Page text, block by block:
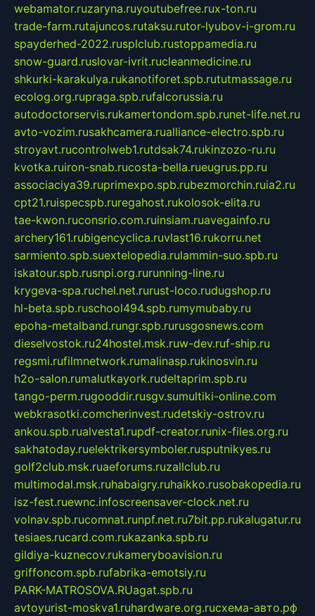
webamator.ruzaryna.ruyoutubefree.rux-ton.ru
trade-farm.rutajuncos.rutaksu.rutor-lyubov-i-grom.ru
spayderhed-2022.rusplclub.rustoppamedia.ru
snow-guard.ruslovar-ivrit.rucleanmedicine.ru
shkurki-karakulya.rukanotiforet.spb.rututmassage.ru
ecolog.org.rupraga.spb.rufalcorussia.ru
autodoctorservis.rukamertondom.spb.runet-life.net.ru
avto-vozim.rusakhcamera.rualliance-electro.spb.ru
stroyavt.rucontrolweb1.rutdsak74.rukinzozo-ru.ru
kvotka.ruiron-snab.rucosta-bella.rueugrus.pp.ru
associaciya39.ruprimexpo.spb.rubezmorchin.ruia2.ru
cpt21.ruispecspb.ruregahost.rukolosok-elita.ru
tae-kwon.ruconsrio.com.ruinsiam.ruavegainfo.ru
archery161.rubigencyclica.ruvlast16.rukorru.net
sarmiento.spb.suextelopedia.rulammin-suo.spb.ru
iskatour.spb.rusnpi.org.rurunning-line.ru
krygeva-spa.ruchel.net.rurust-loco.rudugshop.ru
hl-beta.spb.ruschool494.spb.rumymubaby.ru
epoha-metalband.rungr.spb.rurusgosnews.com
dieselvostok.ru24hostel.msk.ruw-dev.ruf-ship.ru
regsmi.rufilmnetwork.rumalinasp.rukinosvin.ru
h2o-salon.rumalutkayork.rudeltaprim.spb.ru
tango-perm.rugooddir.rusgv.sumultiki-online.com
webkrasotki.comcherinvest.rudetskiy-ostrov.ru
ankou.spb.rualvesta1.rupdf-creator.runix-files.org.ru
sakhatoday.ruelektrikersymboler.rusputnikyes.ru
golf2club.msk.ruaeforums.ruzallclub.ru
multimodal.msk.ruhabaigry.ruhaikko.rusobakopedia.ru
isz-fest.ruewnc.infoscreensaver-clock.net.ru
volnav.spb.rucomnat.runpf.net.ru7bit.pp.rukalugatur.ru
tesiaes.rucard.com.rukazanka.spb.ru
gildiya-kuznecov.rukameryboavision.ru
griffoncom.spb.rufabrika-emotsiy.ru
PARK-MATROSOVA.RUagat.spb.ru
avtoyurist-moskva1.ruhardware.org.ruсхема-авто.рф